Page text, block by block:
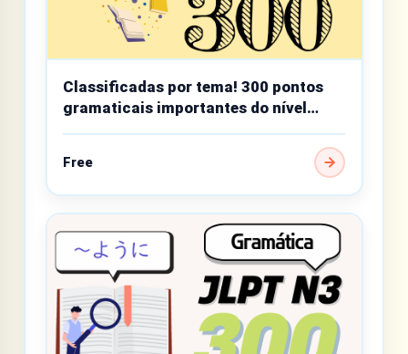
Classificadas por tema! 300 pontos
gramaticais importantes do nível
Free